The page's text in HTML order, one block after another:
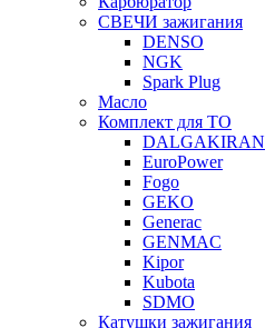
СВЕЧИ зажигания
DENSO
NGK
Spark Plug
Масло
Комплект для ТО
DALGAKIRAN
EuroPower
Fogo
GEKO
Generac
GENMAC
Kipor
Kubota
SDMO
Катушки зажигания